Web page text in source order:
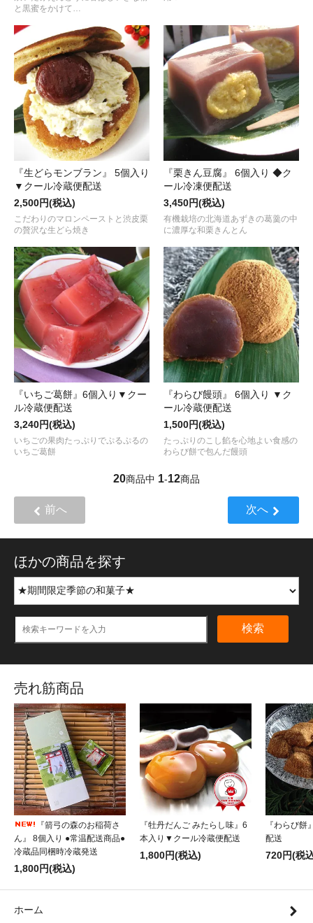
と黒蜜をかけて…
『生どらモンブラン』 5個入り
▼クール冷蔵便配送
2,500円(税込)
こだわりのマロンペーストと渋皮栗
の贅沢な生どら焼き
『栗きん豆腐』 6個入り ◆ク
ール冷凍便配送
3,450円(税込)
有機栽培の北海道あずきの葛羹の中
に濃厚な和栗きんとん
『いちご葛餅』6個入り▼クー
ル冷蔵便配送
3,240円(税込)
いちごの果肉たっぷりでぷるぷるの
いちご葛餅
『わらび饅頭』 6個入り ▼ク
ール冷蔵便配送
1,500円(税込)
たっぷりのこし餡を心地よい食感の
わらび餅で包んだ饅頭
20商品中 1-12商品
前へ 次へ
ほかの商品を探す
検索
売れ筋商品
『箭弓の森のお稲荷さ
ん』 8個入り ●常温配送商品●
冷蔵品同梱時冷蔵発送
1,800円(税込)
『牡丹だんご みたらし味』6
本入り▼クール冷蔵便配送
1,800円(税込)
『わらび
配送
720円(税
ホーム